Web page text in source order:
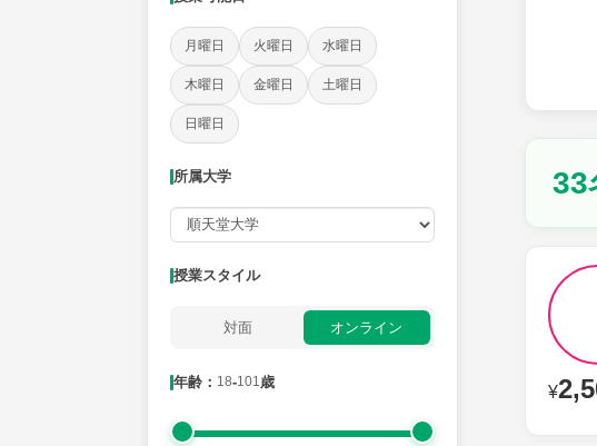
月曜日 火曜日 水曜日
木曜日 金曜日 土曜日
日曜日
所属大学
授業スタイル
対面 オンライン
年齢： 18-101歳
33
¥
時給：¥1,000 ～ ¥10,000
授業可能日
火曜日 土曜日
所属大学